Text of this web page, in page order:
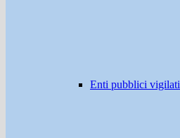
Enti pubblici vigilati